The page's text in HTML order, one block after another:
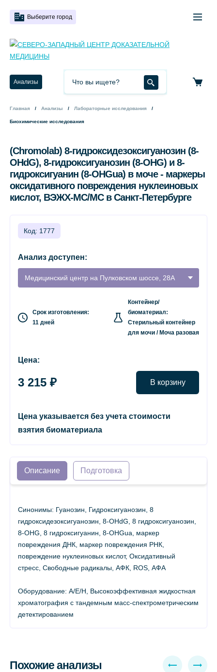
Выберите город
Анализы
Главная Анализы Лабораторные исследования
Биохимические исследования
(Chromolab) 8-гидроксидезоксигуанозин (8-
OHdG), 8-гидроксигуанозин (8-OHG) и 8-
гидроксигуанин (8-OHGua) в моче - маркеры
оксидативного повреждения нуклеиновых
кислот, ВЭЖХ-МС/МС в Санкт-Петербурге
Код: 1777
Анализ доступен:
Медицинский центр на Пулковском шоссе, 28А
Срок изготовления:
11 дней
Контейнер/
биоматериал:
Стерильный контейнер
для мочи / Моча разовая
Цена:
3 215 ₽ В корзину
Цена указывается без учета стоимости
взятия биоматериала
Описание Подготовка
Синонимы: Гуанозин, Гидроксигуанозин, 8
гидроксидезоксигуанозин, 8-OHdG, 8 гидроксигуанозин,
8-OHG, 8 гидроксигуанин, 8-OHGua, маркер
повреждения ДНК, маркер повреждения РНК,
повреждение нуклеиновых кислот, Оксидативный
стресс, Свободные радикалы, АФК, ROS, АФА
Оборудование: A/E/H, Высокоэффективная жидкостная
хроматография с тандемным масс-спектрометрическим
детектированием
Похожие анализы